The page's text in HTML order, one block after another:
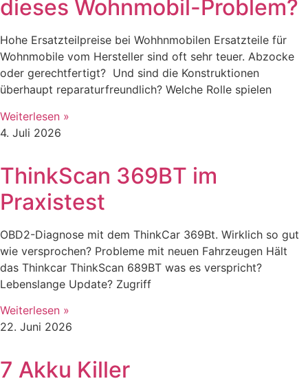
dieses Wohnmobil-Problem?
Hohe Ersatzteilpreise bei Wohhnmobilen Ersatzteile für
Wohnmobile vom Hersteller sind oft sehr teuer. Abzocke
oder gerechtfertigt? Und sind die Konstruktionen
überhaupt reparaturfreundlich? Welche Rolle spielen
Weiterlesen »
4. Juli 2026
ThinkScan 369BT im
Praxistest
OBD2-Diagnose mit dem ThinkCar 369Bt. Wirklich so gut
wie versprochen? Probleme mit neuen Fahrzeugen Hält
das Thinkcar ThinkScan 689BT was es verspricht?
Lebenslange Update? Zugriff
Weiterlesen »
22. Juni 2026
7 Akku Killer